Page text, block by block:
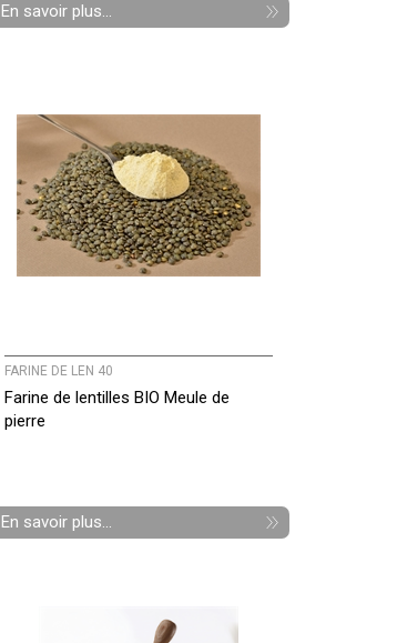
En savoir plus...
FARINE DE LEN 40
Farine de lentilles BIO Meule de
pierre
En savoir plus...